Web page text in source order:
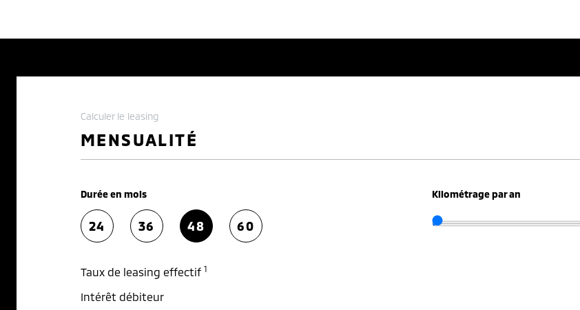
Calculer le leasing
MENSUALITÉ
Durée en mois
24 36 48 60
Kilométrage par an
Taux de leasing effectif 1
Intérêt débiteur